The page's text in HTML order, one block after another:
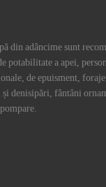
din adâncime sunt
potabilitate a apei,
de epuisment,
și denisipări, fântâni